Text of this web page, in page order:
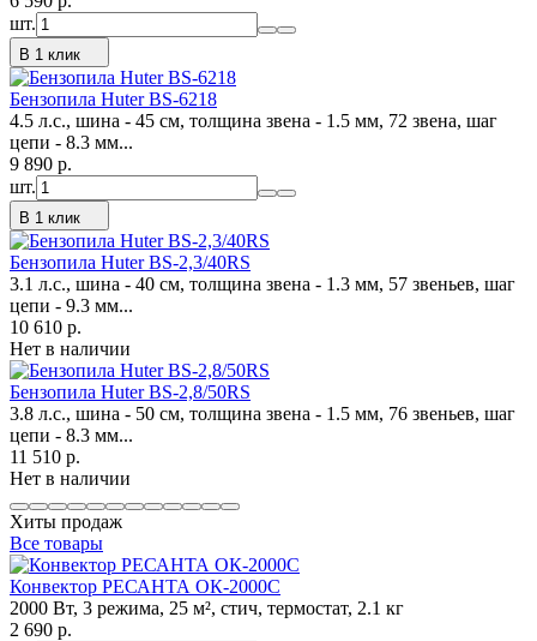
шт.
В 1 клик
Бензопила Huter BS-6218
4.5 л.с., шина - 45 см, толщина звена - 1.5 мм, 72 звена, шаг
цепи - 8.3 мм...
9 890 p.
шт.
В 1 клик
Бензопила Huter BS-2,3/40RS
3.1 л.с., шина - 40 см, толщина звена - 1.3 мм, 57 звеньев, шаг
цепи - 9.3 мм...
10 610 p.
Нет в наличии
Бензопила Huter BS-2,8/50RS
3.8 л.с., шина - 50 см, толщина звена - 1.5 мм, 76 звеньев, шаг
цепи - 8.3 мм...
11 510 p.
Нет в наличии
Хиты продаж
Все товары
Конвектор РЕСАНТА ОК-2000С
2000 Вт, 3 режима, 25 м², стич, термостат, 2.1 кг
2 690 p.